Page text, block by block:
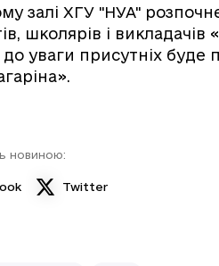
залі ХГУ "НУА"
школярів і викладачів
до уваги присутніх
новиною:
Twitter